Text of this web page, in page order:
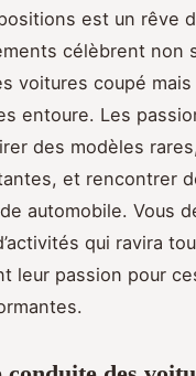
est un rêve
célèbrent non
voitures coupé mais
entoure. Les
des modèles
et rencontrer
automobile. Vous
qui ravira
leur passion pour